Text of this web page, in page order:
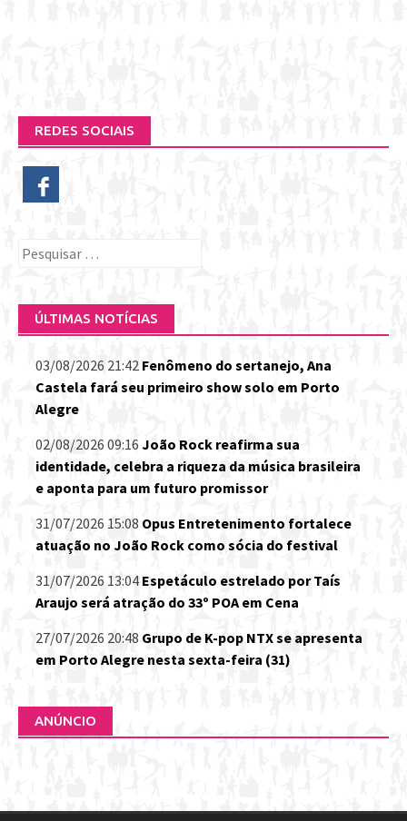
REDES SOCIAIS
Pesquisar
ÚLTIMAS NOTÍCIAS
03/08/2026 21:42 Fenômeno do sertanejo, Ana
Castela fará seu primeiro show solo em Porto
Alegre
02/08/2026 09:16 João Rock reafirma sua
identidade, celebra a riqueza da música brasileira
e aponta para um futuro promissor
31/07/2026 15:08 Opus Entretenimento fortalece
atuação no João Rock como sócia do festival
31/07/2026 13:04 Espetáculo estrelado por Taís
Araujo será atração do 33º POA em Cena
27/07/2026 20:48 Grupo de K-pop NTX se apresenta
em Porto Alegre nesta sexta-feira (31)
ANÚNCIO